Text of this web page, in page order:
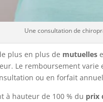
Une consultation de
plus en plus de mutuelles
Le remboursement
ou en forfait
à hauteur de 100 % du prix